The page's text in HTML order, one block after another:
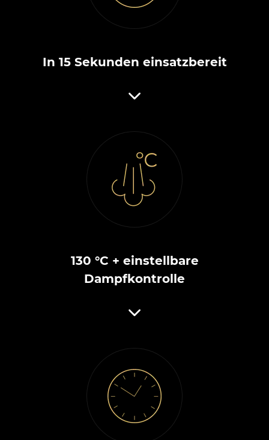
In 15 Sekunden einsatzbereit
130 °C + einstellbare
Dampfkontrolle